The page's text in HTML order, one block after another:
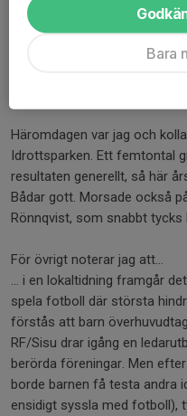
lirare in i truppen. Lättare
IFK intensivt söker
Jonas Enander till ytterligare
Häromdagen var jag och
Idrottsparken. Ett femtontal
resultaten generellt, så här
Bådar gott. Morsade också
Rönnqvist, som snabbt tycks
För övrigt noterar jag att…
… i en lokaltidning framgår
spela fotboll där största
förstås att barn
RF/Sisu drar igång en
berörda föreningar. Men
borde barnen få testa andra
ensidigt syssla med fotboll),
Bara